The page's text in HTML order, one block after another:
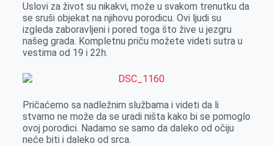
Uslovi za život su nikakvi, može u svakom trenutku da
se sruši objekat na njihovu porodicu. Ovi ljudi su
izgleda zaboravljeni i pored toga što žive u jezgru
našeg grada. Kompletnu priču možete videti sutra u
vestima od 19 i 22h.
Pričaćemo sa nadležnim službama i videti da li
stvarno ne može da se uradi ništa kako bi se pomoglo
ovoj porodici. Nadamo se samo da daleko od očiju
neće biti i daleko od srca.